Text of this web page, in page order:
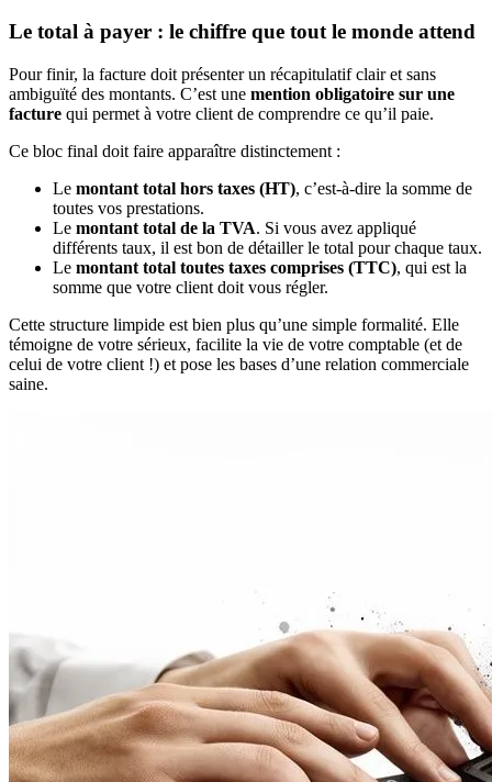
Le total à payer : le chiffre que tout le monde attend
Pour finir, la facture doit présenter un récapitulatif clair et sans
ambiguïté des montants. C’est une mention obligatoire sur une
facture qui permet à votre client de comprendre ce qu’il paie.
Ce bloc final doit faire apparaître distinctement :
Le montant total hors taxes (HT), c’est-à-dire la somme de
toutes vos prestations.
Le montant total de la TVA. Si vous avez appliqué
différents taux, il est bon de détailler le total pour chaque taux.
Le montant total toutes taxes comprises (TTC), qui est la
somme que votre client doit vous régler.
Cette structure limpide est bien plus qu’une simple formalité. Elle
témoigne de votre sérieux, facilite la vie de votre comptable (et de
celui de votre client !) et pose les bases d’une relation commerciale
saine.